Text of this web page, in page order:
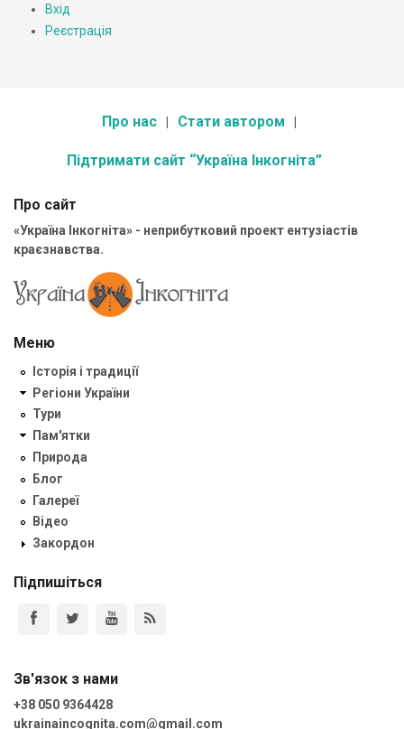
Вхід
Реєстрація
Про нас Стати автором
Підтримати сайт “Україна Інкогніта”
Про сайт
«Україна Інкогніта» - неприбутковий проект ентузіастів
краєзнавства.
Меню
Історія і традиції
Регіони України
Тури
Пам'ятки
Природа
Блог
Галереї
Відео
Закордон
Підпишіться
Зв'язок з нами
+38 050 9364428
ukrainaincognita.com@gmail.com